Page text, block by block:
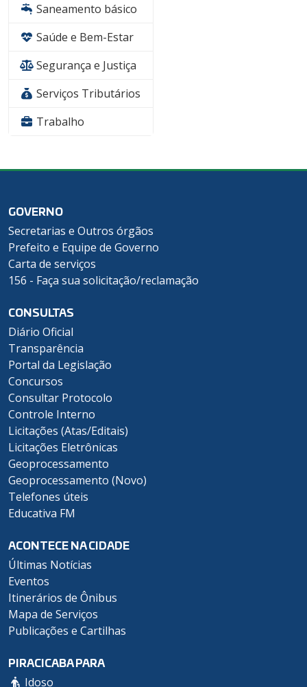
Saneamento básico
Saúde e Bem-Estar
Segurança e Justiça
Serviços Tributários
Trabalho
GOVERNO
Secretarias e Outros órgãos
Prefeito e Equipe de Governo
Carta de serviços
156 - Faça sua solicitação/reclamação
CONSULTAS
Diário Oficial
Transparência
Portal da Legislação
Concursos
Consultar Protocolo
Controle Interno
Licitações (Atas/Editais)
Licitações Eletrônicas
Geoprocessamento
Geoprocessamento (Novo)
Telefones úteis
Educativa FM
ACONTECE NA CIDADE
Últimas Notícias
Eventos
Itinerários de Ônibus
Mapa de Serviços
Publicações e Cartilhas
PIRACICABA PARA
Idoso